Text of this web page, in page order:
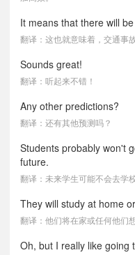
It means that there will
翻译：这也就意味着，交通事
Sounds great!
翻译：听起来不错！
Any other predictions?
翻译：还有其他预测吗？
Students probably won't
future.
翻译：未来学生可能不会去学校
They will study at home
翻译：他们将在家或任何他们
Oh, but I really like going